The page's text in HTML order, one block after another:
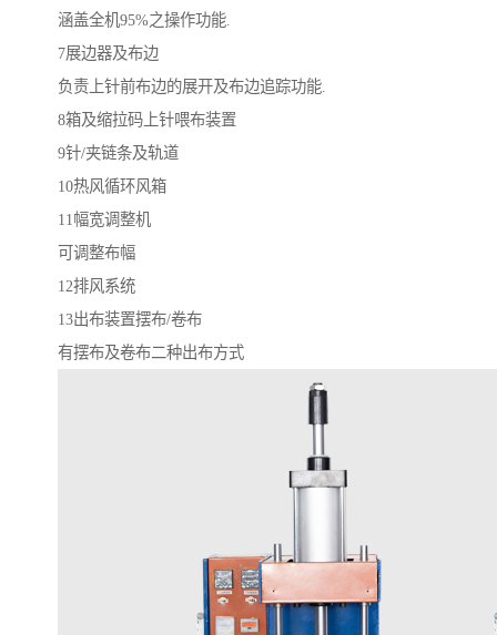
涵盖全机95%之操作功能.
7展边器及布边
负责上针前布边的展开及布边追踪功能.
8箱及缩拉码上针喂布装置
9针/夹链条及轨道
10热风循环风箱
11幅宽调整机
可调整布幅
12排风系统
13出布装置摆布/卷布
有摆布及卷布二种出布方式